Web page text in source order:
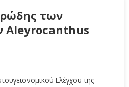
των
Aleyrocanthus
Ελέγχου της